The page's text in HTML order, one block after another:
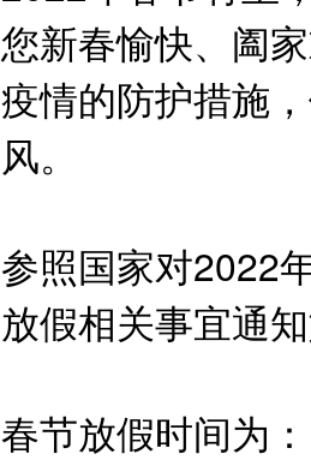
您新春愉快、阖
疫情的防护措施
风。
参照国家对2022
放假相关事宜通
春节放假时间为